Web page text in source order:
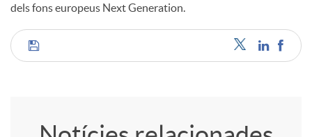
dels fons europeus Next Generation.
C